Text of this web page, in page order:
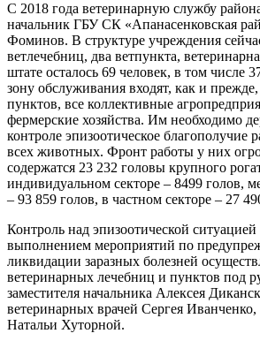
С 2018 года ветеринарную службу
начальник ГБУ СК «Апанасенковская
Фоминов. В структуре учреждения
ветлечебниц, два ветпункта,
штате осталось 69 человек, в том числе
зону обслуживания входят, как и
пунктов, все коллективные
фермерские хозяйства. Им необходимо
контроле эпизоотическое благополучие
всех животных. Фронт работы у них
содержатся 23 232 головы крупного
индивидуальном секторе – ​8499 голов,
– ​93 859 голов, в частном секторе – ​27
Контроль над эпизоотической
выполнением мероприятий по
ликвидации заразных болезней
ветеринарных лечебниц и пунктов под
заместителя начальника Алексея
ветеринарных врачей Сергея
На­тальи Хуторной.